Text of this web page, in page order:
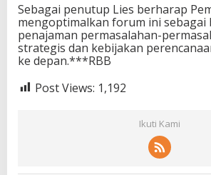
Sebagai penutup Lies berharap
mengoptimalkan forum ini sebagai
penajaman permasalahan-
strategis dan kebijakan
ke depan.***RBB
Post Views: 1,192
Ikuti Kami